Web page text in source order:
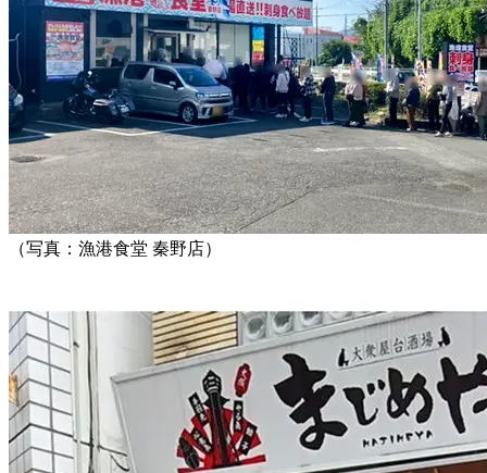
（写真：漁港食堂 秦野店）